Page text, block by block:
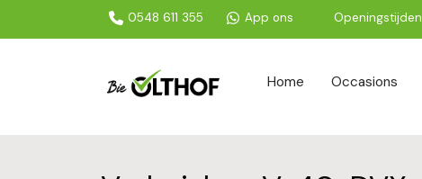
Home Occasions
0548 611 355 App ons Openingstijden